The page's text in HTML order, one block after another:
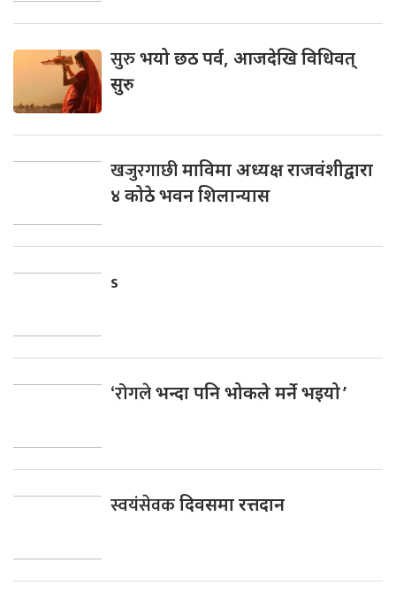
सुरुभयो छठ पर्व, आजदेखि विधिवत्
सुरु
खजुरगाछीमाविमा अध्यक्ष राजवंशीद्वारा
४ कोठे भवन शिलान्यास
s
‘रोगलेभन्दा पनि भोकले मर्ने भइयो ’
स्वयंसेवकदिवसमा रत्तदान